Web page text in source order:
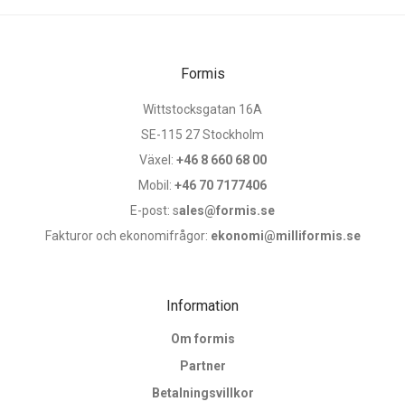
Formis
Wittstocksgatan 16A
SE-115 27 Stockholm
Växel: +46 8 660 68 00
Mobil: +46 70 7177406
E-post: sales@formis.se
Fakturor och ekonomifrågor: ekonomi@milliformis.se
Information
Om formis
Partner
Betalningsvillkor